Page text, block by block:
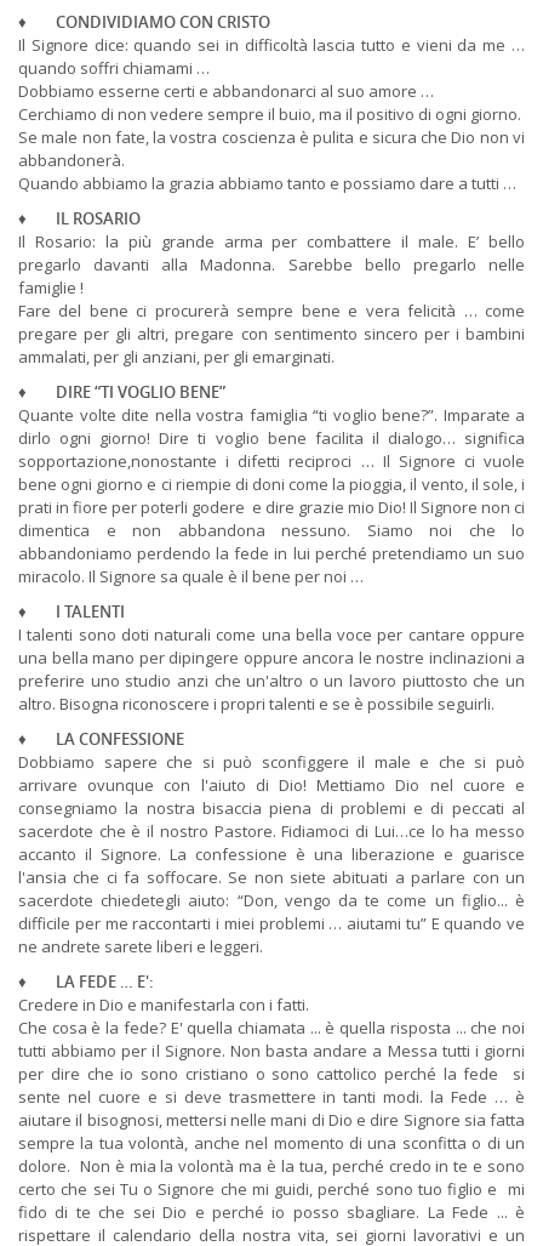
♦ CONDIVIDIAMO CON CRISTO
Il Signore dice: quando sei in difficoltà lascia tutto e vieni da me …
quando soffri chiamami …
Dobbiamo esserne certi e abbandonarci al suo amore …
Cerchiamo di non vedere sempre il buio, ma il positivo di ogni giorno.
Se male non fate, la vostra coscienza è pulita e sicura che Dio non vi
abbandonerà.
Quando abbiamo la grazia abbiamo tanto e possiamo dare a tutti …
♦
IL ROSARIO
Il Rosario: la più grande arma per combattere il male. E’ bello
pregarlo davanti alla Madonna. Sarebbe bello pregarlo nelle
famiglie !
Fare del bene ci procurerà sempre bene e vera felicità … come
pregare per gli altri, pregare con sentimento sincero per i bambini
ammalati, per gli anziani, per gli emarginati.
♦
DIRE “TI VOGLIO BENE”
Quante volte dite nella vostra famiglia “ti voglio bene?”. Imparate a
dirlo ogni giorno! Dire ti voglio bene facilita il dialogo… significa
sopportazione,nonostante i difetti reciproci … Il Signore ci vuole
bene ogni giorno e ci riempie di doni come la pioggia, il vento, il sole, i
prati in fiore per poterli godere e dire grazie mio Dio! Il Signore non ci
dimentica e non abbandona nessuno. Siamo noi che lo
abbandoniamo perdendo la fede in lui perché pretendiamo un suo
miracolo. Il Signore sa quale è il bene per noi …
♦
I TALENTI
I talenti sono doti naturali come una bella voce per cantare oppure
una bella mano per dipingere oppure ancora le nostre inclinazioni a
preferire uno studio anzi che un'altro o un lavoro piuttosto che un
altro. Bisogna riconoscere i propri talenti e se è possibile seguirli.
♦ LA CONFESSIONE
Dobbiamo sapere che si può sconfiggere il male e che si può
arrivare ovunque con l'aiuto di Dio! Mettiamo Dio nel cuore e
consegniamo la nostra bisaccia piena di problemi e di peccati al
sacerdote che è il nostro Pastore. Fidiamoci di Lui…ce lo ha messo
accanto il Signore. La confessione è una liberazione e guarisce
l'ansia che ci fa soffocare. Se non siete abituati a parlare con un
sacerdote chiedetegli aiuto: “Don, vengo da te come un figlio... è
difficile per me raccontarti i miei problemi … aiutami tu” E quando ve
ne andrete sarete liberi e leggeri.
♦ LA FEDE … E':
Credere in Dio e manifestarla con i fatti.
Che cosa è la fede? E' quella chiamata ... è quella risposta ... che noi
tutti abbiamo per il Signore. Non basta andare a Messa tutti i giorni
per dire che io sono cristiano o sono cattolico perché la fede si
sente nel cuore e si deve trasmettere in tanti modi. la Fede … è
aiutare il bisognosi, mettersi nelle mani di Dio e dire Signore sia fatta
sempre la tua volontà, anche nel momento di una sconfitta o di un
dolore. Non è mia la volontà ma è la tua, perché credo in te e sono
certo che sei Tu o Signore che mi guidi, perché sono tuo figlio e mi
fido di te che sei Dio e perché io posso sbagliare. La Fede ... è
rispettare il calendario della nostra vita, sei giorni lavorativi e un